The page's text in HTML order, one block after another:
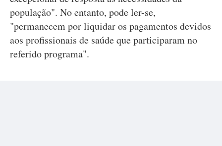
população". No entanto, pode ler-se,
"permanecem por liquidar os pagamentos devidos
aos profissionais de saúde que participaram no
referido programa".